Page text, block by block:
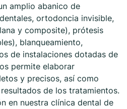
amplio abanico de
ortodoncia invisible,
y composite), prótesis
blanqueamiento,
de instalaciones dotadas de
permite elaborar
y precisos, así como
de los tratamientos.
en nuestra clínica dental de